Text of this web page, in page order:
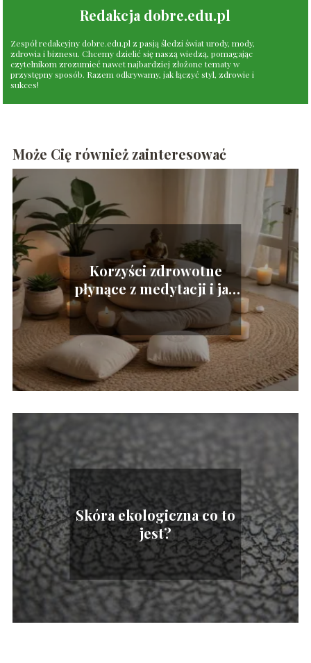
Redakcja dobre.edu.pl
Zespół redakcyjny dobre.edu.pl z pasją śledzi świat urody, mody,
zdrowia i biznesu. Chcemy dzielić się naszą wiedzą, pomagając
czytelnikom zrozumieć nawet najbardziej złożone tematy w
przystępny sposób. Razem odkrywamy, jak łączyć styl, zdrowie i
sukces!
Może Cię również zainteresować
Korzyści zdrowotne
płynące z medytacji i jak
zacząć?
Skóra ekologiczna co to
jest?